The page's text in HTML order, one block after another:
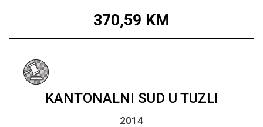
370,59 KM
KANTONALNI SUD U TUZLI
2014